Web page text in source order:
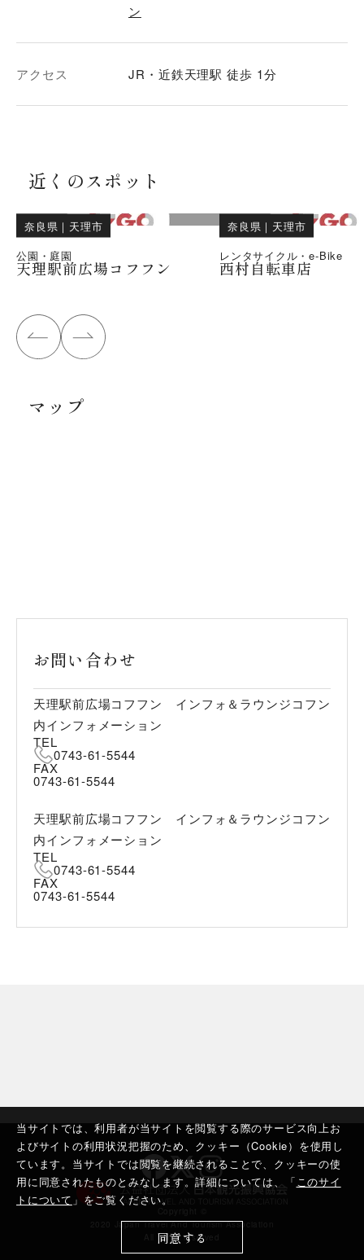
当サイトでは、利用者が当サイトを閲覧する際のサービス向上お
よびサイトの利用状況把握のため、クッキー（Cookie）を使用し
ています。当サイトでは閲覧を継続されることで、クッキーの使
用に同意されたものとみなします。詳細については、「このサイ
トについて 」をご覧ください。
同意する
ン
アクセス JR・近鉄天理駅 徒歩 1分
近くのスポット
奈良県 ｜ 天理市
公園・庭園
天理駅前広場コフフン
奈良県 ｜ 天理市
レンタサイクル・e-Bike
西村自転車店
マップ
お問い合わせ
天理駅前広場コフフン インフォ＆ラウンジコフン
内インフォメーション
TEL
0743-61-5544
FAX
0743-61-5544
天理駅前広場コフフン インフォ＆ラウンジコフン
内インフォメーション
TEL
0743-61-5544
FAX
0743-61-5544
2020 Japan Travel And Tourism Association
All rights reserved